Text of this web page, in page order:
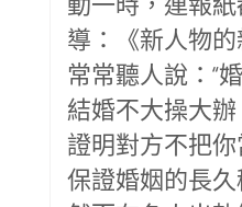
導：《新人物的
常常聽人說：“
結婚不大操大
證明對方不把
保證婚姻的長久